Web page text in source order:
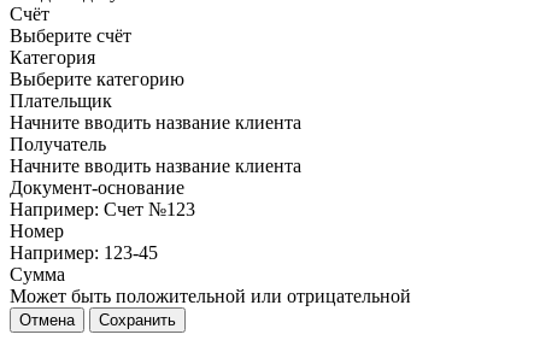
Счёт
Выберите счёт
Категория
Выберите категорию
Плательщик
Начните вводить название клиента
Получатель
Начните вводить название клиента
Документ-основание
Например: Счет №123
Номер
Например: 123-45
Сумма
Может быть положительной или отрицательной
Отмена Сохранить